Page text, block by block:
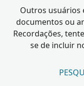
Outros usuários
documentos ou
Recordações,
se de incluir